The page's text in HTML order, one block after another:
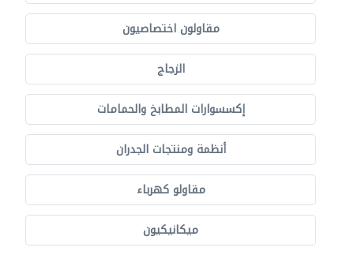
مقاولون اختصاصيون
الزجاج
إكسسوارات المطابخ والحمامات
أنظمة ومنتجات الجدران
مقاولو كهرباء
ميكانيكيون